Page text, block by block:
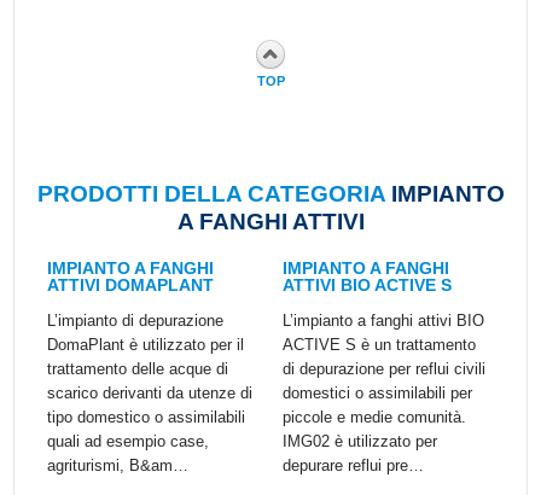
TOP
PRODOTTI DELLA CATEGORIA IMPIANTO
A FANGHI ATTIVI
IMPIANTO A FANGHI
ATTIVI DOMAPLANT
L’impianto di depurazione
DomaPlant è utilizzato per il
trattamento delle acque di
scarico derivanti da utenze di
tipo domestico o assimilabili
quali ad esempio case,
agriturismi, B&am…
IMPIANTO A FANGHI
ATTIVI BIO ACTIVE S
L’impianto a fanghi attivi BIO
ACTIVE S è un trattamento
di depurazione per reflui civili
domestici o assimilabili per
piccole e medie comunità.
IMG02 è utilizzato per
depurare reflui pre…